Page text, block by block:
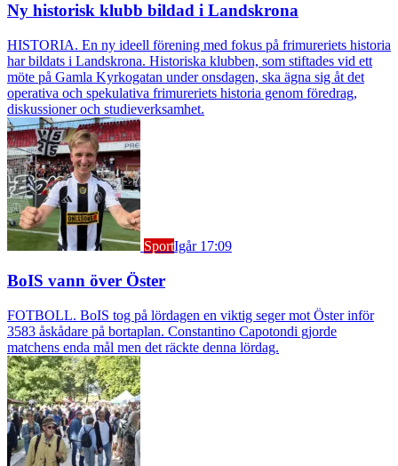
Ny historisk klubb bildad i Landskrona
HISTORIA. En ny ideell förening med fokus på frimureriets historia
har bildats i Landskrona. Historiska klubben, som stiftades vid ett
möte på Gamla Kyrkogatan under onsdagen, ska ägna sig åt det
operativa och spekulativa frimureriets historia genom föredrag,
diskussioner och studieverksamhet.
SportIgår 17:09
BoIS vann över Öster
FOTBOLL. BoIS tog på lördagen en viktig seger mot Öster inför
3583 åskådare på bortaplan. Constantino Capotondi gjorde
matchens enda mål men det räckte denna lördag.